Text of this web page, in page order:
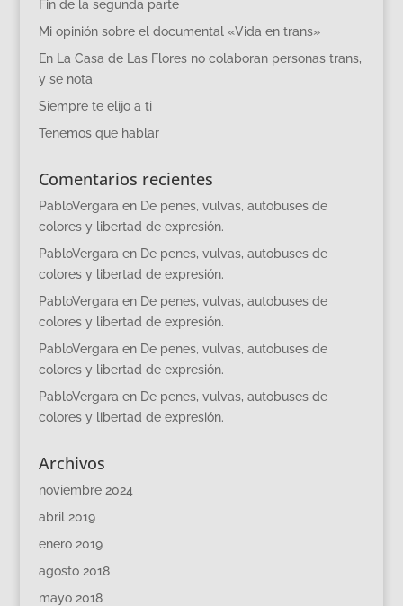
Fin de la segunda parte
Mi opinión sobre el documental «Vida en trans»
En La Casa de Las Flores no colaboran personas trans,
y se nota
Siempre te elijo a ti
Tenemos que hablar
Comentarios recientes
PabloVergara en De penes, vulvas, autobuses de
colores y libertad de expresión.
PabloVergara en De penes, vulvas, autobuses de
colores y libertad de expresión.
PabloVergara en De penes, vulvas, autobuses de
colores y libertad de expresión.
PabloVergara en De penes, vulvas, autobuses de
colores y libertad de expresión.
PabloVergara en De penes, vulvas, autobuses de
colores y libertad de expresión.
Archivos
noviembre 2024
abril 2019
enero 2019
agosto 2018
mayo 2018